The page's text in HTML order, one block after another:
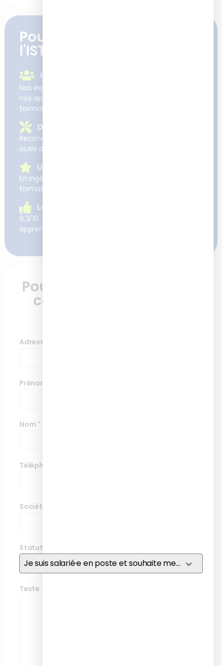
Pourquoi se former à
l'ISTF
Le suivi et l'accompagnement
Nos équipes sont learner et user centric : nos clients,
nos apprenants et leurs enjeux sont au cœur de nos
formations et projets.
Des formations concrètes
Reconnues pour développer des compétences et
outils directement applicables sur le terrain
Une expertise reconnue
En ingénierie pédagogique et digitalisation des
formations
La satisfaction client
9,3/10 : c’est la satisfaction moyenne à chaud de nos
apprenants après nos formations
Pour plus d'informations,
contactez nous via ce
Adresse de messagerie
Prénom
Nom *
Téléphone
Société
Statut
Je suis salarié·e en poste et souhaite me former
Texte